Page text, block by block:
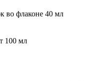
во флаконе 40 мл
100 мл